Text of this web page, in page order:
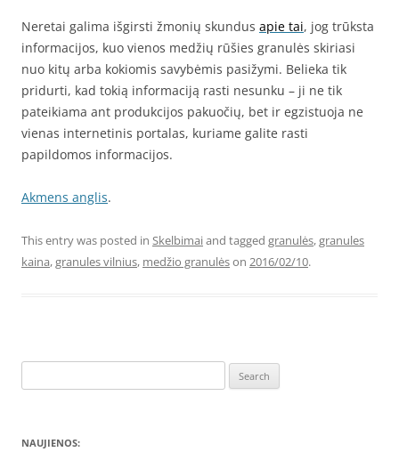
Neretai galima išgirsti žmonių skundus apie tai, jog trūksta
informacijos, kuo vienos medžių rūšies granulės skiriasi
nuo kitų arba kokiomis savybėmis pasižymi. Belieka tik
pridurti, kad tokią informaciją rasti nesunku – ji ne tik
pateikiama ant produkcijos pakuočių, bet ir egzistuoja ne
vienas internetinis portalas, kuriame galite rasti
papildomos informacijos.
Akmens anglis.
This entry was posted in Skelbimaiand tagged granulės,granules
kaina,granules vilnius, medžio granulėson 2016/02/10.
for:
NAUJIENOS: